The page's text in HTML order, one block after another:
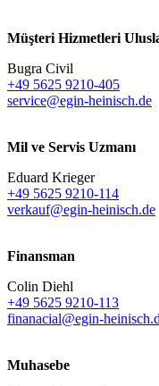
Müşteri Hizmetleri
Bugra Civil
+49 5625 9210-405
service@egin-heinisch.de
Mil ve Servis Uzmanı
Eduard Krieger
+49 5625 9210-114
verkauf@egin-heinisch.de
Finansman
Colin Diehl
+49 5625 9210-113
finanacial@egin-
Muhasebe